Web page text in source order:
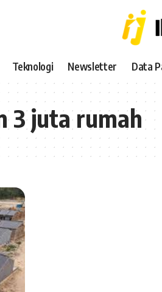
Teknologi Newsletter Data
3 juta rumah